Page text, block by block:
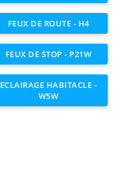
FEUX DE ROUTE - H4
FEUX DE STOP - P21W
ECLAIRAGE HABITACLE -
W5W